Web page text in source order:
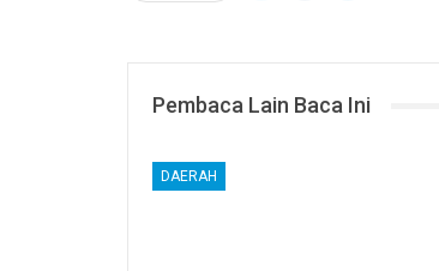
Pembaca Lain Baca Ini
DAERAH